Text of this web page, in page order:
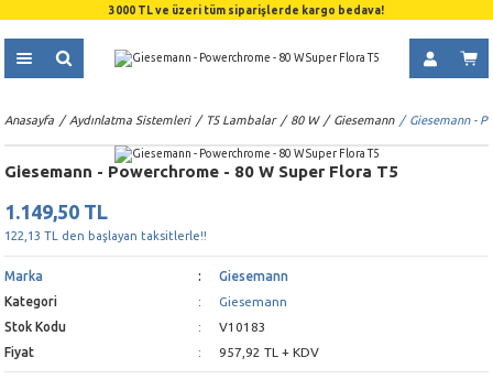
3000 TL ve üzeri tüm siparişlerde kargo bedava!
Anasayfa Aydınlatma Sistemleri T5 Lambalar 80 W Giesemann Giesemann -
Giesemann - Powerchrome - 80 W Super Flora T5
1.149,50 TL
122,13 TL den başlayan taksitlerle!!
Marka
Giesemann
Kategori
Giesemann
Stok Kodu
V10183
Fiyat
957,92 TL + KDV